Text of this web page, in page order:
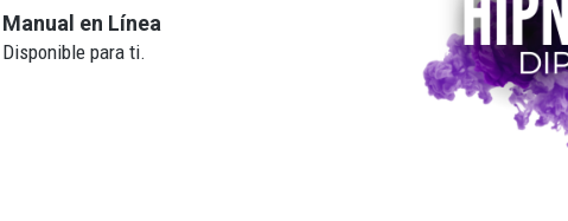
Manual en Línea
Disponible para ti.